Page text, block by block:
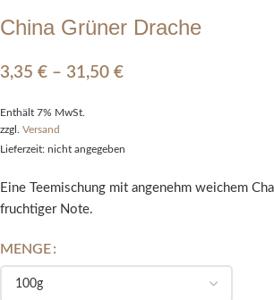
China Grüner Drache
3,35 € – 31,50 €
Enthält 7% MwSt.
zzgl. Versand
Lieferzeit: nicht angegeben
Eine Teemischung mit angenehm weichem
fruchtiger Note.
MENGE
Alternative: